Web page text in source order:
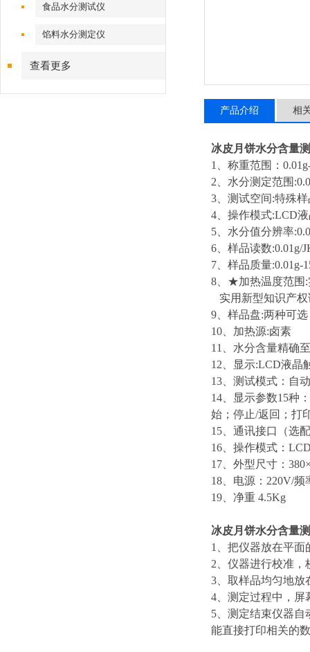
食品水分测试仪
馅料水分测定仪
查看更多
产品介绍 相
冰皮月饼水分含量
1、称重范围：
2、水分测定范围
3、测试空间:特殊
4、操作模式:LCD
5、水分值分辨率
6、样品读数:0.01g/
7、样品质量:0.01g-
8、★加热温度范围:
实用新型知识产
9、样品盘:两种可选
10、加热源:卤素
11、水分含量精确
12、显示:LCD液晶
13、测试模式：自
14、显示参数15种
始；停止/返回；打
15、通讯接口（选
16、操作模式：
17、外型尺寸：
18、电源：220V/频
19、净重 4.5Kg
冰皮月饼水分含量
1、把仪器放在平
2、仪器进行校准，
3、取样品均匀地放
4、测定过程中，屏
5、测定结束仪器
能直接打印相关的